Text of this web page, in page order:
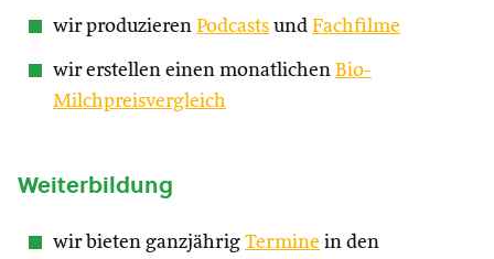
wir produzieren Podcasts und Fachfilme
wir erstellen einen monatlichen Bio-
Milchpreisvergleich
Weiterbildung
wir bieten ganzjährig Termine in den